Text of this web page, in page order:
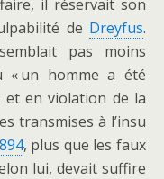
il réservait son
de Dreyfus.
pas moins
« un homme a été
et en violation de la
transmises à l’insu
, plus que les faux
lui, devait suffire